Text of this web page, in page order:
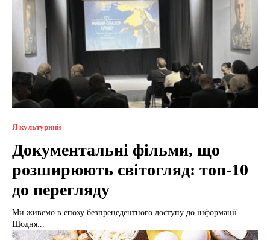
Я культурний
Документальні фільми, що
розширюють світогляд: топ-10
до перегляду
Ми живемо в епоху безпрецедентного доступу до інформації.
Щодня...